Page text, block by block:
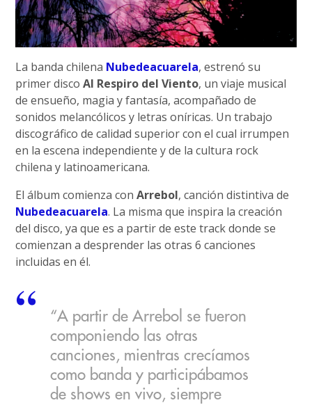
La banda chilena Nubedeacuarela, estrenó su
primer discoAl Respiro del Viento, un viaje musical
de ensueño, magia y fantasía, acompañado de
sonidos melancólicos y letras oníricas. Un trabajo
discográfico de calidad superior con el cual irrumpen
en la escena independiente y de la cultura rock
chilena y latinoamericana.
El álbum comienza conArrebol, canción distintiva de
Nubedeacuarela. La misma que inspira la creación
del disco, ya que es a partir de este track donde se
comienzan a desprender las otras 6 canciones
incluidas en él.
“A partir de Arrebol se fueron
componiendo las otras
canciones, mientras crecíamos
como banda y participábamos
de shows en vivo, siempre